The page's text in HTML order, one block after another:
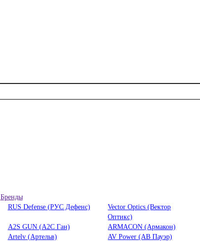
Бренды
RUS Defense (РУС Дефенс)
Vector Optics (Вектор
Оптикc)
A2S GUN (А2С Ган)
ARMACON (Армакон)
Artelv (Артельв)
AV Power (АВ Пауэр)